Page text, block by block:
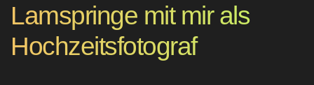
Lamspringe mit mir als
Hochzeitsfotograf